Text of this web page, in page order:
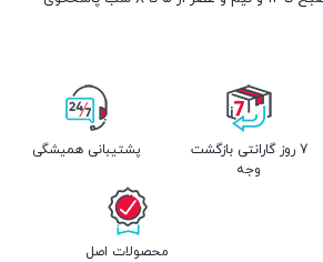
7 روز گارانتی بازگشت
وجه
پشتیبانی همیشگی
محصولات اصل